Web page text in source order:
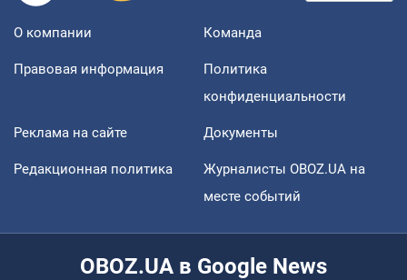
О компании Команда
Правовая информация
Политика
конфиденциальности
Реклама на сайте Документы
Редакционная политика
Журналисты OBOZ.UA на
месте событий
OBOZ.UA в Google News